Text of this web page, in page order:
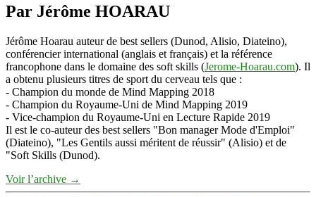
Par Jérôme HOARAU
Jérôme Hoarau auteur de best sellers (Dunod, Alisio, Diateino),
conférencier international (anglais et français) et la référence
francophone dans le domaine des soft skills (Jerome-Hoarau.com). Il
a obtenu plusieurs titres de sport du cerveau tels que :
- Champion du monde de Mind Mapping 2018
- Champion du Royaume-Uni de Mind Mapping 2019
- Vice-champion du Royaume-Uni en Lecture Rapide 2019
Il est le co-auteur des best sellers "Bon manager Mode d'Emploi"
(Diateino), "Les Gentils aussi méritent de réussir" (Alisio) et de
"Soft Skills (Dunod).
Voir l’archive →